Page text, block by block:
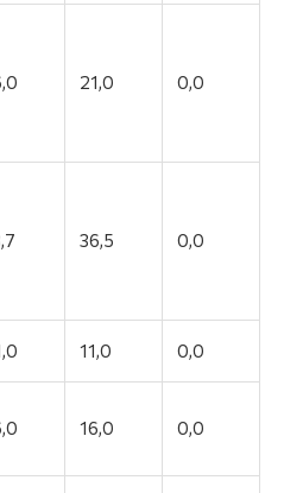
21,0 0,0
36,5 0,0
11,0 0,0
16,0 0,0